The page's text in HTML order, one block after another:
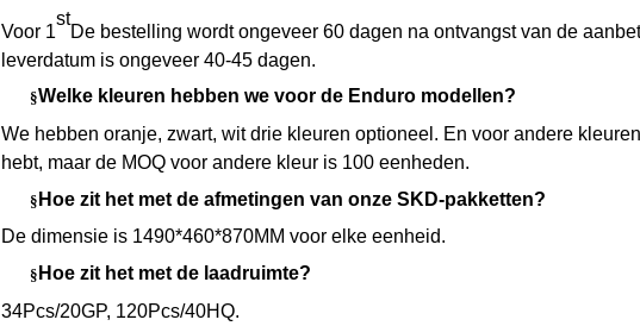
Voor 1
st
De bestelling wordt ongeveer 60 dagen na ontvangst van de
leverdatum is ongeveer 40-45 dagen.
§Welke kleuren hebben we voor de Enduro modellen?
We hebben oranje, zwart, wit drie kleuren optioneel. En voor andere
hebt, maar de MOQ voor andere kleur is 100 eenheden.
§ Hoe zit het met de afmetingen van onze SKD-pakketten?
De dimensie is 1490*460*870MM voor elke eenheid.
§ Hoe zit het met de laadruimte?
34Pcs/20GP, 120Pcs/40HQ.